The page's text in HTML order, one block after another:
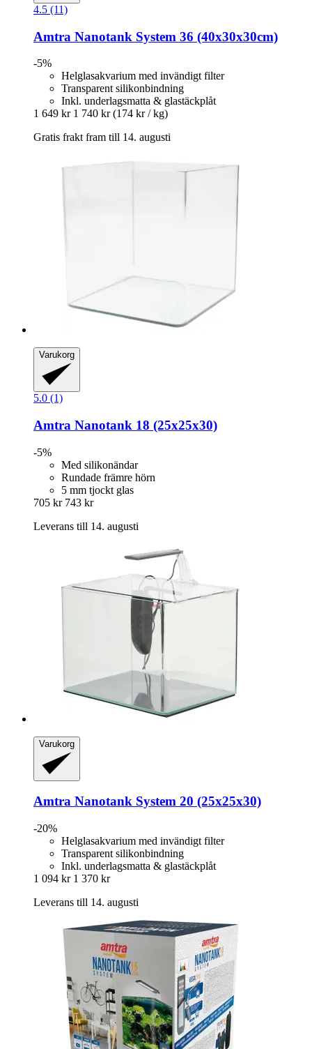
4.5 (11)
Amtra Nanotank System 36 (40x30x30cm)
-5%
Helglasakvarium med invändigt filter
Transparent silikonbindning
Inkl. underlagsmatta & glastäckplåt
1 649 kr 1 740 kr (174 kr / kg)
Gratis frakt fram till 14. augusti
Varukorg
5.0 (1)
Amtra Nanotank 18 (25x25x30)
-5%
Med silikonändar
Rundade främre hörn
5 mm tjockt glas
705 kr 743 kr
Leverans till 14. augusti
Varukorg
Amtra Nanotank System 20 (25x25x30)
-20%
Helglasakvarium med invändigt filter
Transparent silikonbindning
Inkl. underlagsmatta & glastäckplåt
1 094 kr 1 370 kr
Leverans till 14. augusti